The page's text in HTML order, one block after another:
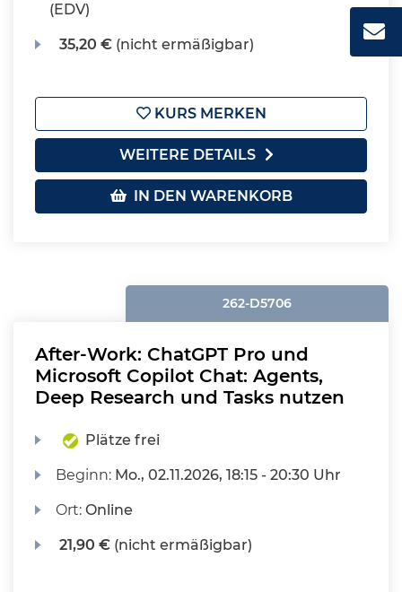
(EDV)
35,20 € (nicht ermäßigbar)
KURS MERKEN
WEITERE DETAILS
IN DEN WARENKORB
262-D5706
After-Work: ChatGPT Pro und
Microsoft Copilot Chat: Agents,
Deep Research und Tasks nutzen
Plätze frei
Beginn: Mo., 02.11.2026, 18:15 - 20:30 Uhr
Ort:Online
21,90 € (nicht ermäßigbar)